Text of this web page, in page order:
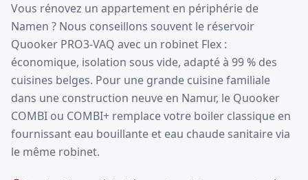
Vous rénovez un appartement en périphérie de
Namen ? Nous conseillons souvent le réservoir
Quooker PRO3-VAQ avec un robinet Flex :
économique, isolation sous vide, adapté à 99 % des
cuisines belges. Pour une grande cuisine familiale
dans une construction neuve en Namur, le Quooker
COMBI ou COMBI+ remplace votre boiler classique en
fournissant eau bouillante et eau chaude sanitaire via
le même robinet.